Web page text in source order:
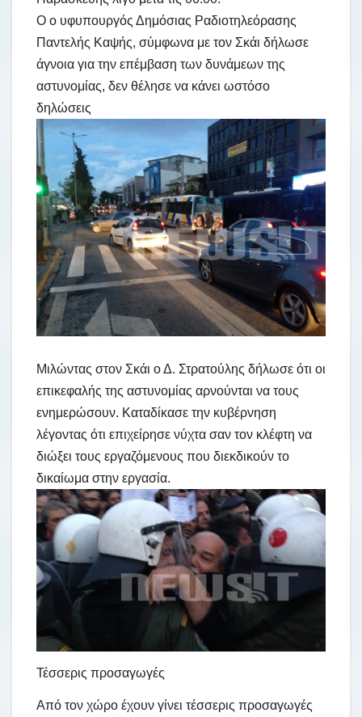
Ο ο υφυπουργός Δημόσιας Ραδιοτηλεόρασης
Παντελής Καψής, σύμφωνα με τον Σκάι δήλωσε
άγνοια για την επέμβαση των δυνάμεων της
αστυνομίας, δεν θέλησε να κάνει ωστόσο
δηλώσεις
Μιλώντας στον Σκάι ο Δ. Στρατούλης δήλωσε ότι οι
επικεφαλής της αστυνομίας αρνούνται να τους
ενημερώσουν. Καταδίκασε την κυβέρνηση
λέγοντας ότι επιχείρησε νύχτα σαν τον κλέφτη να
διώξει τους εργαζόμενους που διεκδικούν το
δικαίωμα στην εργασία.
Τέσσερις προσαγωγές
Από τον χώρο έχουν γίνει τέσσερις προσαγωγές